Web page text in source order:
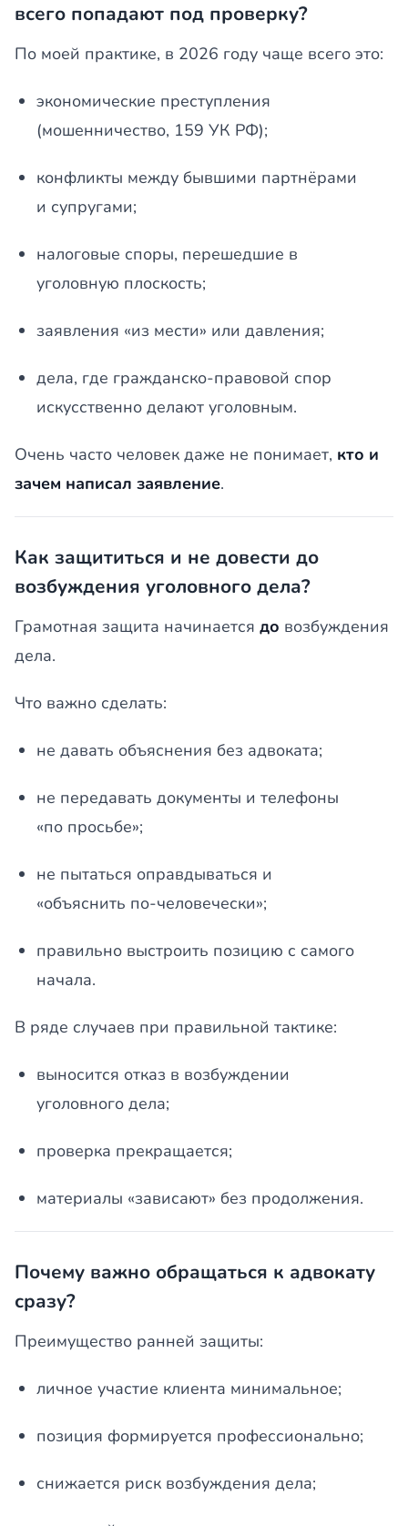
всего попадают под проверку?
По моей практике, в 2026 году чаще всего это:
экономические преступления
(мошенничество, 159 УК РФ);
конфликты между бывшими партнёрами
и супругами;
налоговые споры, перешедшие в
уголовную плоскость;
заявления «из мести» или давления;
дела, где гражданско-правовой спор
искусственно делают уголовным.
Очень часто человек даже не понимает, кто и
зачем написал заявление.
Как защититься и не довести до
возбуждения уголовного дела?
Грамотная защита начинается до возбуждения
дела.
Что важно сделать:
не давать объяснения без адвоката;
не передавать документы и телефоны
«по просьбе»;
не пытаться оправдываться и
«объяснить по-человечески»;
правильно выстроить позицию с самого
начала.
В ряде случаев при правильной тактике:
выносится отказ в возбуждении
уголовного дела;
проверка прекращается;
материалы «зависают» без продолжения.
Почему важно обращаться к адвокату
сразу?
Преимущество ранней защиты:
личное участие клиента минимальное;
позиция формируется профессионально;
снижается риск возбуждения дела;